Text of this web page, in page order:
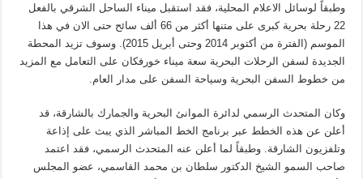
وطبقاً لوسائل الاعلام المحلية، فقد استقبل ميناء الساحل الشرقي بالفعل
22 رحلة بحرية كبرى على متنها أكثر من 66 ألف سائح حتى الان في هذا
الموسم (الفترة من أكتوبر 2014 وحتى أبريل 2015). وسوف تزيد المحطة
الجديدة لسفن الرحلات البحرية سعة ميناء خورفكان على التعامل مع المزيد
من خطوط السفن البحرية وسياحة السفن على مدار العام.
وكان المتحدث الرسمي لدائرة الموانئ البحرية والجمارك بالشارقة، قد
أعلن عن هذه الخطط عبر برنامج الخط المباشر الذي يبث على إذاعة
وتلفزيون الشارقة. وطبقاً لما أعلن عنه المتحدث الرسمي، فقد اعتمد
صاحب السمو الشيخ الدكتور سلطان بن محمد القاسمي، عضو المجلس